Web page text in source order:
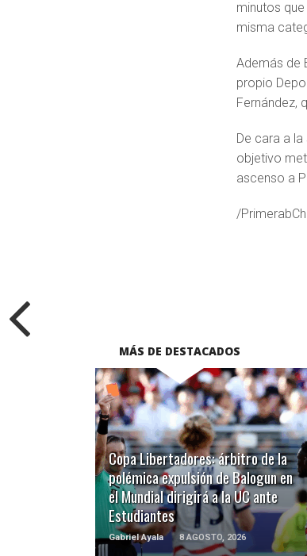
minutos
misma
Además de
propio
Fernández,
De cara a
objetivo
ascenso a
/
MÁS DE DESTACADOS
Copa Libertadores: árbitro de la
polémica expulsión de Balogun en
el Mundial dirigirá a la UC ante
Estudiantes
Gabriel Ayala 8 AGOSTO, 2026
LEER MÁS